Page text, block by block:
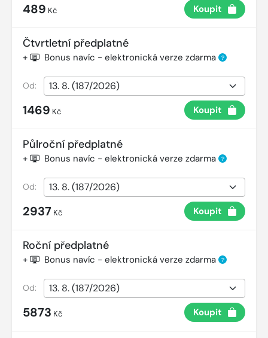
489 Kč Koupit
Čtvrtletní předplatné
+ Bonus navíc - elektronická verze zdarma ?
Od:
1469 Kč Koupit
Půlroční předplatné
+ Bonus navíc - elektronická verze zdarma ?
Od:
2937 Kč Koupit
Roční předplatné
+ Bonus navíc - elektronická verze zdarma ?
Od:
5873 Kč Koupit